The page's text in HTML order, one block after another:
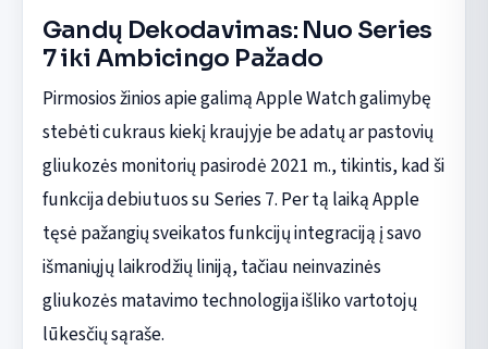
Gandų Dekodavimas: Nuo Series
7 iki Ambicingo Pažado
Pirmosios žinios apie galimą Apple Watch galimybę
stebėti cukraus kiekį kraujyje be adatų ar pastovių
gliukozės monitorių pasirodė 2021 m., tikintis, kad ši
funkcija debiutuos su Series 7. Per tą laiką Apple
tęsė pažangių sveikatos funkcijų integraciją į savo
išmaniųjų laikrodžių liniją, tačiau neinvazinės
gliukozės matavimo technologija išliko vartotojų
lūkesčių sąraše.